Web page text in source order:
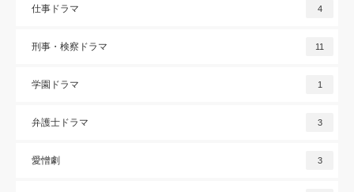
仕事ドラマ 4
刑事・検察ドラマ 11
学園ドラマ 1
弁護士ドラマ 3
愛憎劇 3